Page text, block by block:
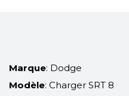
Marque: Dodge
Modèle: Charger SRT 8